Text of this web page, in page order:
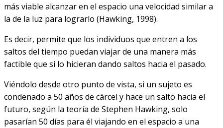
más viable alcanzar en el espacio una velocidad similar a
la de la luz para lograrlo (Hawking, 1998).
Es decir, permite que los individuos que entren a los
saltos del tiempo puedan viajar de una manera más
factible que si lo hicieran dando saltos hacia el pasado.
Viéndolo desde otro punto de vista, si un sujeto es
condenado a 50 años de cárcel y hace un salto hacia el
futuro, según la teoría de Stephen Hawking, solo
pasarían 50 días para él viajando en el espacio a una